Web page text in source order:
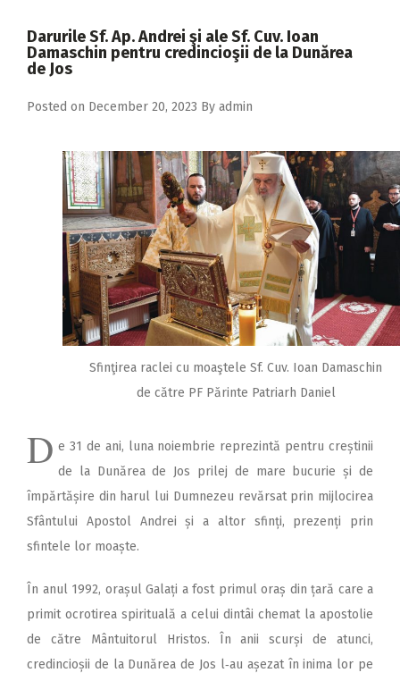
2017
2016
2015
Darurile Sf. Ap. Andrei şi ale Sf. Cuv. Ioan
Damaschin pentru credincioşii de la Dunărea
de Jos
Posted on December 20, 2023 By admin
Sfinţirea raclei cu moaştele Sf. Cuv. Ioan Damaschin
de către PF Părinte Patriarh Daniel
D e 31 de ani, luna noiembrie reprezintă pentru creștinii
de la Dunărea de Jos prilej de mare bucurie și de
împărtășire din harul lui Dumnezeu revărsat prin mijlocirea
Sfântului Apostol Andrei și a altor sfinți, prezenți prin
sfintele lor moaște.
În anul 1992, orașul Galați a fost primul oraș din țară care a
primit ocrotirea spirituală a celui dintâi chemat la apostolie
de către Mântuitorul Hristos. În anii scurși de atunci,
credincioșii de la Dunărea de Jos l‑au așezat în inima lor pe